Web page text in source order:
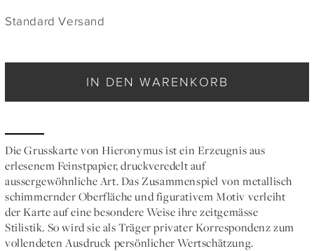
Standard Versand
IN DEN WARENKORB
Die Grusskarte von Hieronymus ist ein Erzeugnis aus
erlesenem Feinstpapier, druckveredelt auf
aussergewöhnliche Art. Das Zusammenspiel von metallisch
schimmernder Oberfläche und figurativem Motiv verleiht
der Karte auf eine besondere Weise ihre zeitgemässe
Stilistik. So wird sie als Träger privater Korrespondenz zum
vollendeten Ausdruck persönlicher Wertschätzung.